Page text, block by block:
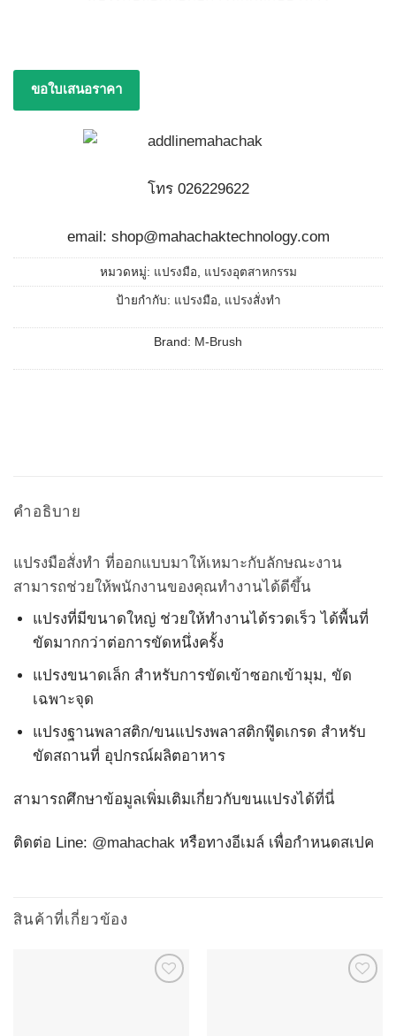
ขอใบเสนอราคา
โทร 026229622
email: shop@mahachaktechnology.com
หมวดหมู่: แปรงมือ แปรงอุตสาหกรรม
ป้ายกำกับ: แปรงมือ แปรงสั่งทำ
Brand: M-Brush
คำอธิบาย
แปรงมือสั่งทำ ที่ออกแบบมาให้เหมาะกับลักษณะงาน
สามารถช่วยให้พนักงานของคุณทำงานได้ดีขึ้น
แปรงที่มีขนาดใหญ่ ช่วยให้ทำงานได้รวดเร็ว ได้พื้นที่
ขัดมากกว่าต่อการขัดหนึ่งครั้ง
แปรงขนาดเล็ก สำหรับการขัดเข้าซอกเข้ามุม, ขัด
เฉพาะจุด
แปรงฐานพลาสติก/ขนแปรงพลาสติกฟู๊ดเกรด สำหรับ
ขัดสถานที่ อุปกรณ์ผลิตอาหาร
สามารถศึกษาข้อมูลเพิ่มเติมเกี่ยวกับขนแปรงได้ที่นี่
ติดต่อ Line: @mahachak หรือทางอีเมล์ เพื่อกำหนดสเปค
สินค้าที่เกี่ยวข้อง